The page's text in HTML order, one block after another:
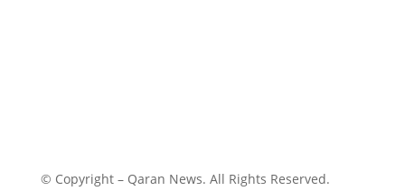
© Copyright – Qaran News. All Rights Reserved.